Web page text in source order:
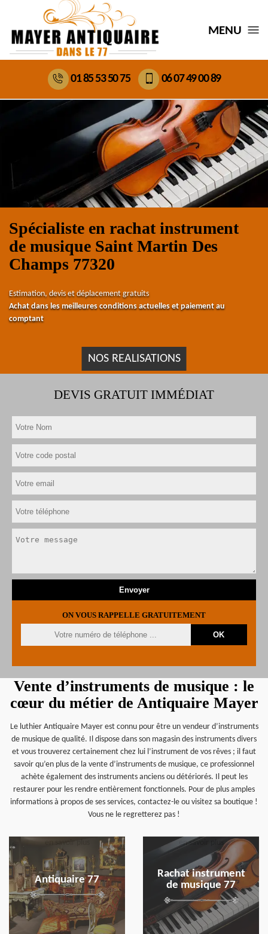
MENU
01 85 53 50 75 06 07 49 00 89
Spécialiste en rachat instrument
de musique Saint Martin Des
Champs 77320
Estimation, devis et déplacement gratuits
Achat dans les meilleures conditions actuelles et paiement au
comptant
NOS REALISATIONS
DEVIS GRATUIT IMMÉDIAT
ON VOUS RAPPELLE GRATUITEMENT
Vente d’instruments de musique : le
cœur du métier de Antiquaire Mayer
Le luthier Antiquaire Mayer est connu pour être un vendeur d’instruments
de musique de qualité. Il dispose dans son magasin des instruments divers
et vous trouverez certainement chez lui l’instrument de vos rêves ; il faut
savoir qu’en plus de la vente d’instruments de musique, ce professionnel
achète également des instruments anciens ou détériorés. Il peut les
restaurer pour les rendre entièrement fonctionnels. Pour de plus amples
informations à propos de ses services, contactez-le ou visitez sa boutique !
Vous ne le regretterez pas !
Antiquaire 77
en savoir plus
Rachat instrument
de musique 77
en savoir plus